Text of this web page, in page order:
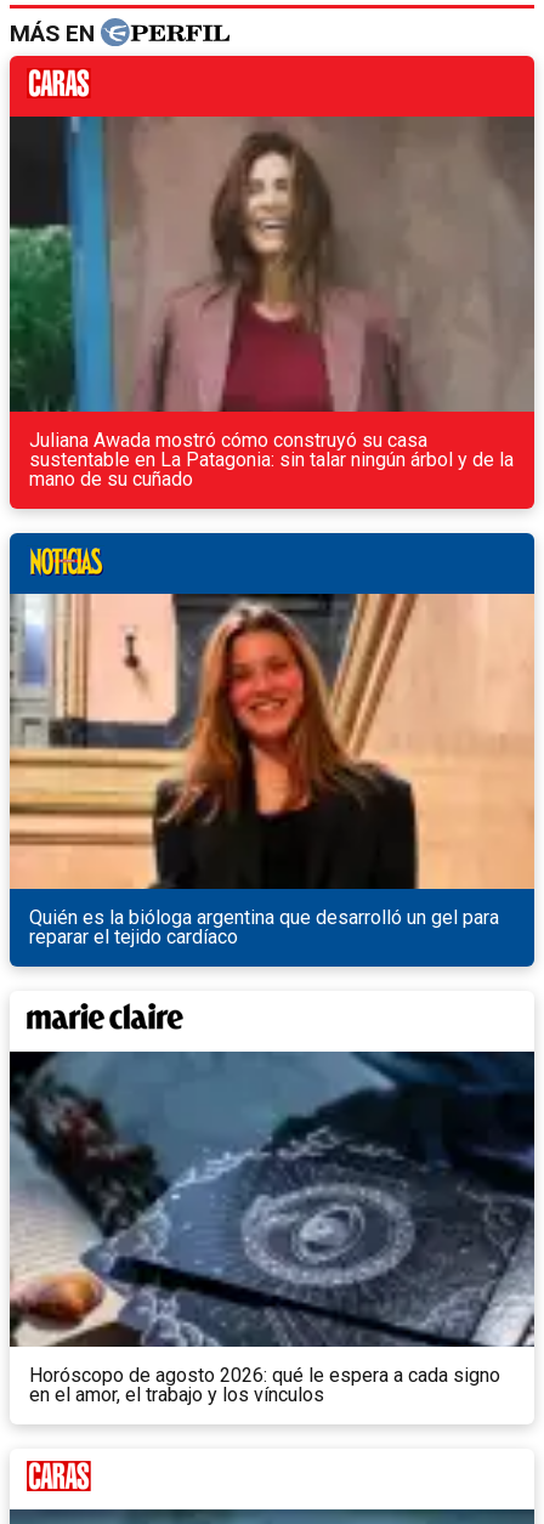
MÁS EN
Juliana Awada mostró cómo construyó su casa
sustentable en La Patagonia: sin talar ningún árbol y de la
mano de su cuñado
Quién es la bióloga argentina que desarrolló un gel para
reparar el tejido cardíaco
Horóscopo de agosto 2026: qué le espera a cada signo
en el amor, el trabajo y los vínculos